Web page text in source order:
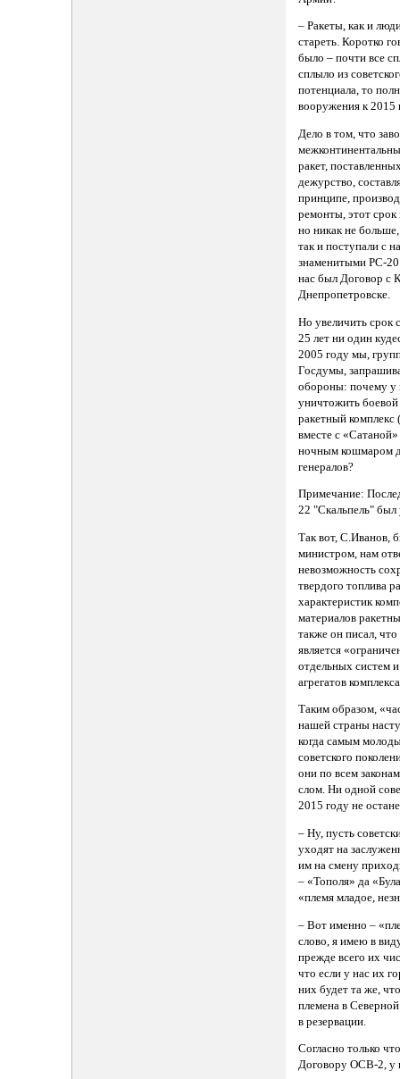
– Ракеты, как и
стареть. Коротко
было – почти все
сплыло из
потенциала, то
вооружения к 2015
Дело в том, что
ракет,
дежурство,
принципе,
ремонты, этот
но никак не
так и поступали с
знаменитыми РС-
нас был Договор с
Днепропетровске.
Но увеличить
25 лет ни один
2005 году мы,
Госдумы,
обороны: почему у
уничтожить
ракетный
вместе с
ночным кошмаром
генералов?
Примечание:
22 "Скальпель" был
Так вот, С.Иванов,
министром, нам
невозможность
твердого топлива
характеристик
материалов
также он писал,
является
отдельных систем и
агрегатов
Таким образом,
нашей страны
когда самым
советского
они по всем
слом. Ни одной
2015 году не
– Ну, пусть
уходят на
им на смену
– «Тополя» да
«племя младое,
– Вот именно –
слово, я имею в
прежде всего их
что если у нас их
них будет та же,
племена в
в резервации.
Согласно только
Договору ОСВ-2, у